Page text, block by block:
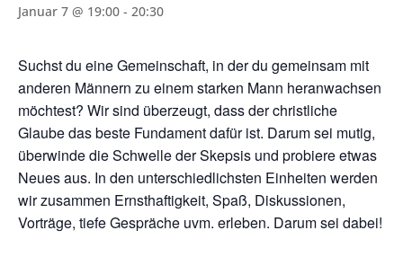
Januar 7 @ 19:00 - 20:30
Suchst du eine Gemeinschaft, in der du gemeinsam mit
anderen Männern zu einem starken Mann heranwachsen
möchtest? Wir sind überzeugt, dass der christliche
Glaube das beste Fundament dafür ist. Darum sei mutig,
überwinde die Schwelle der Skepsis und probiere etwas
Neues aus. In den unterschiedlichsten Einheiten werden
wir zusammen Ernsthaftigkeit, Spaß, Diskussionen,
Vorträge, tiefe Gespräche uvm. erleben. Darum sei dabei!